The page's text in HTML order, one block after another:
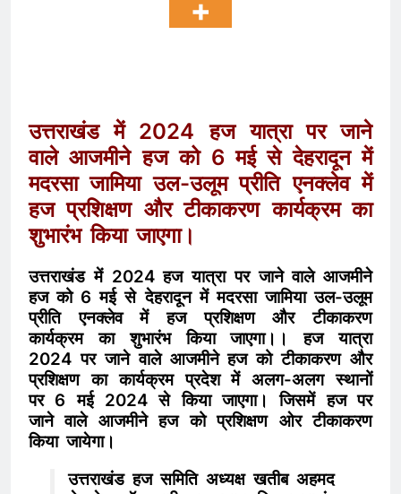
उत्तराखंड में 2024 हज यात्रा पर जाने
वाले आजमीने हज को 6 मई से देहरादून में
मदरसा जामिया उल-उलूम प्रीति एनक्लेव में
हज प्रशिक्षण और टीकाकरण कार्यक्रम का
शुभारंभ किया जाएगा।
उत्तराखंड में 2024 हज यात्रा पर जाने वाले आजमीने
हज को 6 मई से देहरादून में मदरसा जामिया उल-उलूम
प्रीति एनक्लेव में हज प्रशिक्षण और टीकाकरण
कार्यक्रम का शुभारंभ किया जाएगा।।हज यात्रा
2024 पर जाने वाले आजमीने हज को टीकाकरण और
प्रशिक्षण का कार्यक्रम प्रदेश में अलग-अलग स्थानों
पर 6 मई 2024 से किया जाएगा। जिसमें हज पर
जाने वाले आजमीने हज को प्रशिक्षण ओर टीकाकरण
किया जायेगा।
उत्तराखंड हज समिति अध्यक्ष खतीब अहमद